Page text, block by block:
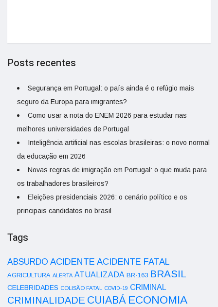
Posts recentes
Segurança em Portugal: o país ainda é o refúgio mais
seguro da Europa para imigrantes?
Como usar a nota do ENEM 2026 para estudar nas
melhores universidades de Portugal
Inteligência artificial nas escolas brasileiras: o novo normal
da educação em 2026
Novas regras de imigração em Portugal: o que muda para
os trabalhadores brasileiros?
Eleições presidenciais 2026: o cenário político e os
principais candidatos no brasil
Tags
ABSURDO ACIDENTE ACIDENTE FATAL
AGRICULTURA ALERTA ATUALIZADA BR-163 BRASIL
CELEBRIDADES COLISÃO FATAL COVID-19 CRIMINAL
CRIMINALIDADE CUIABÁ ECONOMIA